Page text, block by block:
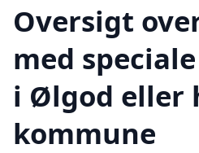
Oversigt
med
i Ølgod eller
kommune